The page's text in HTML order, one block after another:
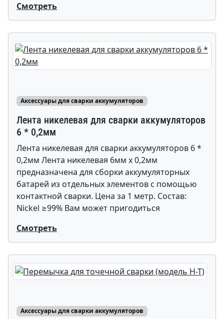
Смотреть
Аксессуары для сварки аккумуляторов
Лента никелевая для сварки аккумуляторов
6 * 0,2мм
Лента никелевая для сварки аккумуляторов 6 *
0,2мм Лента никелевая 6мм х 0,2мм
предназначена для сборки аккумуляторных
батарей из отдельных элементов с помощью
контактной сварки. Цена за 1 метр. Состав:
Nickel ≥99% Вам может пригодиться
Смотреть
Аксессуары для сварки аккумуляторов